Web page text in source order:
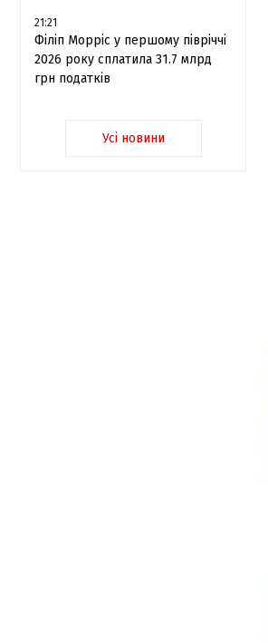
21:21
Філіп Морріс у першому півріччі
2026 року сплатила 31.7 млрд
грн податків
Усі новини